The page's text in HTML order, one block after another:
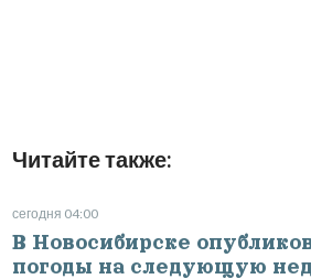
Читайте также:
сегодня 04:00
В Новосибирске
погоды на следующую